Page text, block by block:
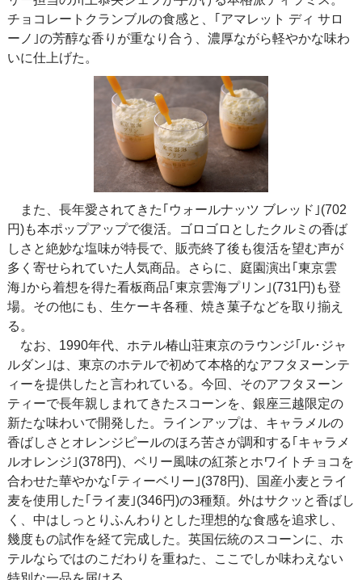
チョコレートクランブルの食感と、｢アマレット ディ サロ
ーノ｣の芳醇な香りが重なり合う、濃厚ながら軽やかな味わ
いに仕上げた。
また、長年愛されてきた｢ウォールナッツ ブレッド｣(702
円)も本ポップアップで復活。ゴロゴロとしたクルミの香ば
しさと絶妙な塩味が特長で、販売終了後も復活を望む声が
多く寄せられていた人気商品。さらに、庭園演出｢東京雲
海｣から着想を得た看板商品｢東京雲海プリン｣(731円)も登
場。その他にも、生ケーキ各種、焼き菓子などを取り揃え
る。
なお、1990年代、ホテル椿山荘東京のラウンジ｢ル･ジャ
ルダン｣は、東京のホテルで初めて本格的なアフタヌーンテ
ィーを提供したと言われている。今回、そのアフタヌーン
ティーで長年親しまれてきたスコーンを、銀座三越限定の
新たな味わいで開発した。ラインアップは、キャラメルの
香ばしさとオレンジピールのほろ苦さが調和する｢キャラメ
ルオレンジ｣(378円)、ベリー風味の紅茶とホワイトチョコを
合わせた華やかな｢ティーベリー｣(378円)、国産小麦とライ
麦を使用した｢ライ麦｣(346円)の3種類。外はサクッと香ばし
く、中はしっとりふんわりとした理想的な食感を追求し、
幾度もの試作を経て完成した。英国伝統のスコーンに、ホ
テルならではのこだわりを重ねた、ここでしか味わえない